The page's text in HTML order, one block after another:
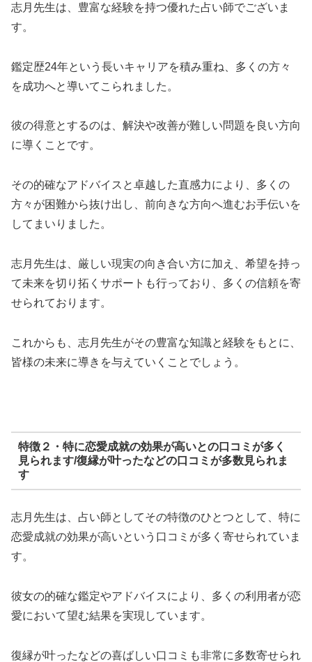
志月先生は、豊富な経験を持つ優れた占い師でございま
す。
鑑定歴24年という長いキャリアを積み重ね、多くの方々
を成功へと導いてこられました。
彼の得意とするのは、解決や改善が難しい問題を良い方向
に導くことです。
その的確なアドバイスと卓越した直感力により、多くの
方々が困難から抜け出し、前向きな方向へ進むお手伝いを
してまいりました。
志月先生は、厳しい現実の向き合い方に加え、希望を持っ
て未来を切り拓くサポートも行っており、多くの信頼を寄
せられております。
これからも、志月先生がその豊富な知識と経験をもとに、
皆様の未来に導きを与えていくことでしょう。
特徴２・特に恋愛成就の効果が高いとの口コミが多く
見られます/復縁が叶ったなどの口コミが多数見られま
す
志月先生は、占い師としてその特徴のひとつとして、特に
恋愛成就の効果が高いという口コミが多く寄せられていま
す。
彼女の的確な鑑定やアドバイスにより、多くの利用者が恋
愛において望む結果を実現しています。
復縁が叶ったなどの喜ばしい口コミも非常に多数寄せられ